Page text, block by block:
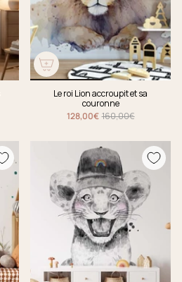
Le roi Lion accroupit et sa
couronne
128,00€ 160,00€